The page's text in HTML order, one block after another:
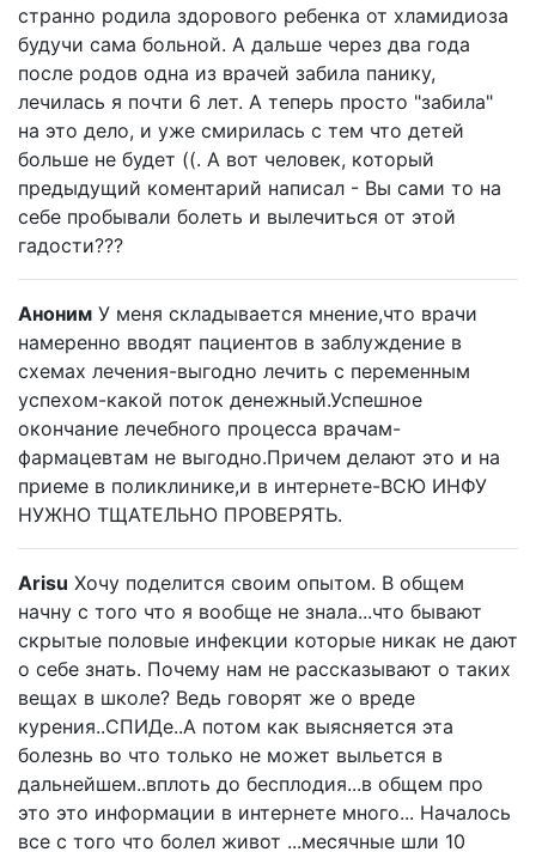
странно родила здорового ребенка от хламидиоза
будучи сама больной. А дальше через два года
после родов одна из врачей забила панику,
лечилась я почти 6 лет. А теперь просто "забила"
на это дело, и уже смирилась с тем что детей
больше не будет ((. А вот человек, который
предыдущий коментарий написал - Вы сами то на
себе пробывали болеть и вылечиться от этой
гадости???
Аноним У меня складывается мнение,что врачи
намеренно вводят пациентов в заблуждение в
схемах лечения-выгодно лечить с переменным
успехом-какой поток денежный.Успешное
окончание лечебного процесса врачам-
фармацевтам не выгодно.Причем делают это и на
приеме в поликлинике,и в интернете-ВСЮ ИНФУ
НУЖНО ТЩАТЕЛЬНО ПРОВЕРЯТЬ.
Arisu Хочу поделится своим опытом. В общем
начну с того что я вообще не знала...что бывают
скрытые половые инфекции которые никак не дают
о себе знать. Почему нам не рассказывают о таких
вещах в школе? Ведь говорят же о вреде
курения..СПИДе..А потом как выясняется эта
болезнь во что только не может выльется в
дальнейшем..вплоть до бесплодия...в общем про
это это информации в интернете много... Началось
все с того что болел живот ...месячные шли 10